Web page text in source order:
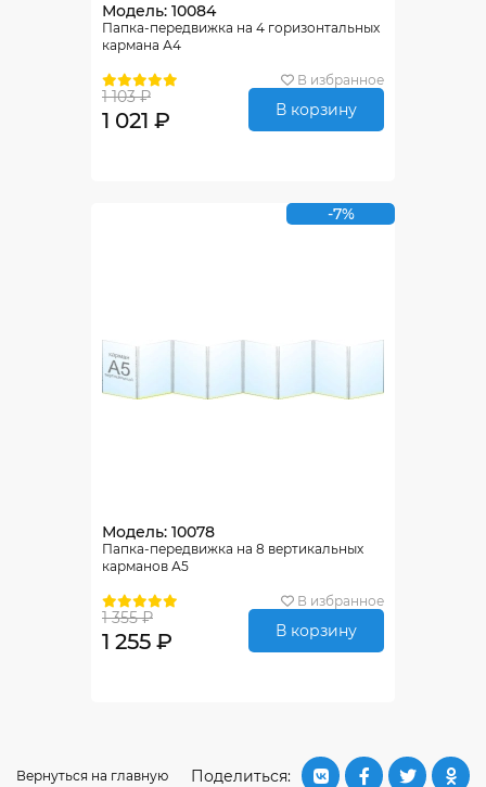
Модель: 10084
Папка-передвижка на 4 горизонтальных
кармана А4
В избранное
1 103 ₽
1 021 ₽ В корзину
-7%
Модель: 10078
Папка-передвижка на 8 вертикальных
карманов А5
В избранное
1 355 ₽
1 255 ₽ В корзину
Поделиться:
Вернуться на главную